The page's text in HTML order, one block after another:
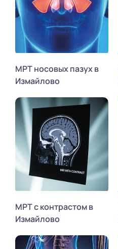
МРТ носовых пазух в
Измайлово
МРТ с контрастом в
Измайлово